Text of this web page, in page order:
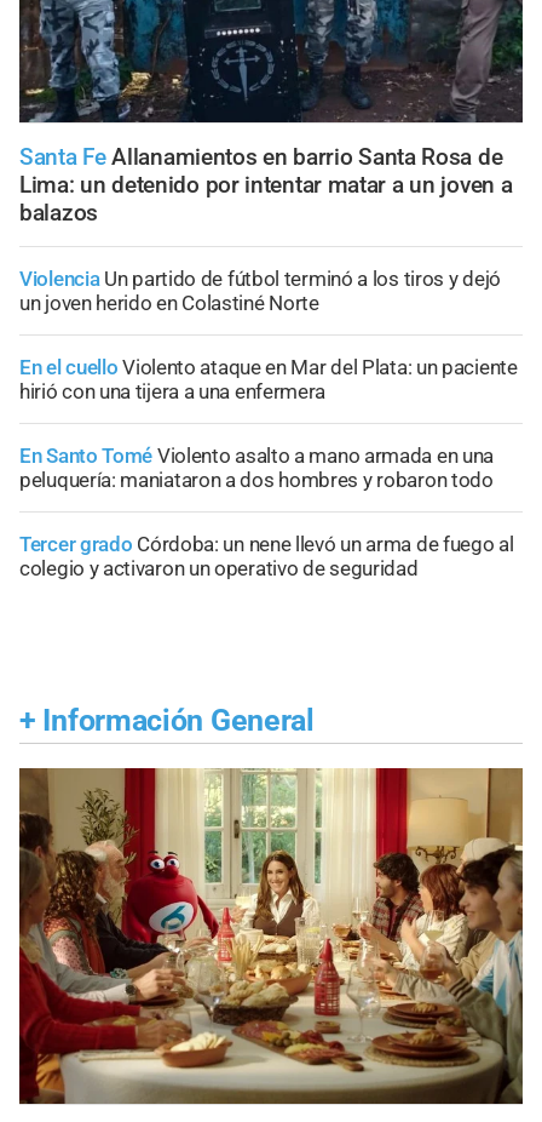
Santa Fe Allanamientos en barrio Santa Rosa de
Lima: un detenido por intentar matar a un joven a
balazos
Violencia Un partido de fútbol terminó a los tiros y dejó
un joven herido en Colastiné Norte
En el cuello Violento ataque en Mar del Plata: un paciente
hirió con una tijera a una enfermera
En Santo Tomé Violento asalto a mano armada en una
peluquería: maniataron a dos hombres y robaron todo
Tercer grado Córdoba: un nene llevó un arma de fuego al
colegio y activaron un operativo de seguridad
+ Información General